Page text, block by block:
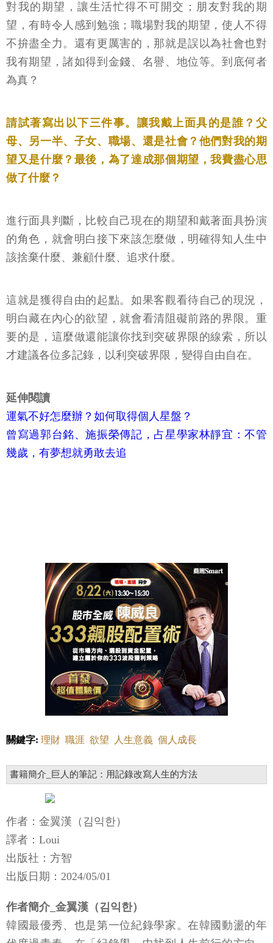
對我的期望，讓生活忙得不可開交；朋友對我的期
望，有時令人感到勉強；職場對我的期望，使人不得
不拚盡全力。還有更厲害的，那就是誤以為社會也對
我有期望，諸如得到金錢、名譽、地位等。到底何者
為真？
請試著寫出以下三件事。讓我戴上面具的是誰？父
母、另一半、子女、職場、還是社會？他們對我的期
望又是什麼？最後，為了達成那個期望，我費盡心思
做了什麼？
進行面具判斷，比較自己現在的期望和戴著面具扮演
的角色，就會明白接下來該怎麼做，明確得知人生中
該捨棄什麼、兼顧什麼、追求什麼。
這就是獲得自由的起點。如果客觀看待自己的現況，
明白藏在內心的欲望，就會看清阻礙前路的界限。重
要的是，這麼做還能讓你找到突破界限的線索，所以
才建議各位多記錄，以利突破界限，變得自由自在。
延伸閱讀
運氣不好怎麼辦？如何取得個人星盤？
曾寫過郭台銘、施振榮傳記，占星學家林靜宜：不管
幾歲，有夢想就勇敢去追
關鍵字: 理財 職涯 欲望 人生意義 個人成長
書籍簡介_巨人的筆記：用記錄改寫人生的方法
作者：金翼漢（김익한）
譯者：Loui
出版社：方智
出版日期：2024/05/01
作者簡介_金翼漢（김익한）
韓國最優秀、也是第一位紀錄學家。在韓國動盪的年